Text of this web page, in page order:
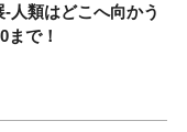
人類はどこへ向かう
まで！